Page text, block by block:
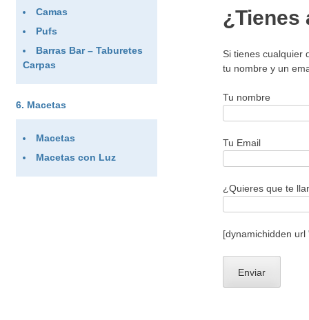
¿Tienes
Si tienes cualquier
tu nombre y un
Tu nombre
Tu Email
¿Quieres que te
[dynamichidden url
Camas
Pufs
Barras Bar – Taburetes
Carpas
Macetas
Macetas
Macetas con Luz